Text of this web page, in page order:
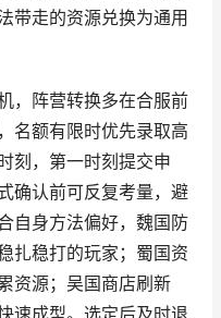
带走的资源兑换为通用
，阵营转换多在合服前
名额有限时优先录取高
刻，第一时刻提交申
确认前可反复考量，避
自身方法偏好，魏国防
扎稳打的玩家；蜀国资
资源；吴国商店刷新